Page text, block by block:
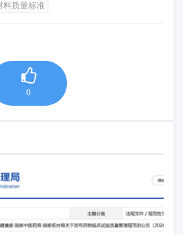
料质量标准
0